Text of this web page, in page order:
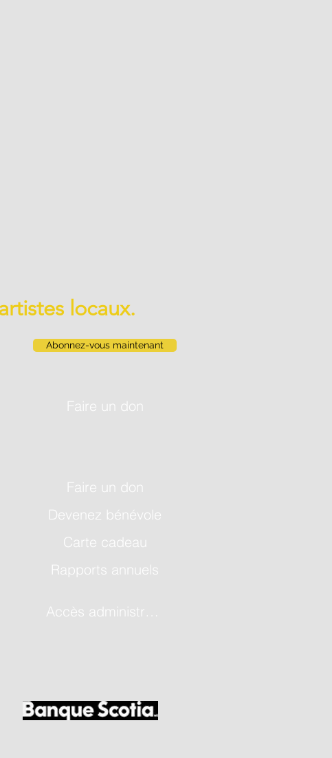
Abonnez-vous maintenant
locaux.
Devenez bénévole
Faire un don
Carte cadeau
Rapports annuels
Accès administrateur
Faire un don